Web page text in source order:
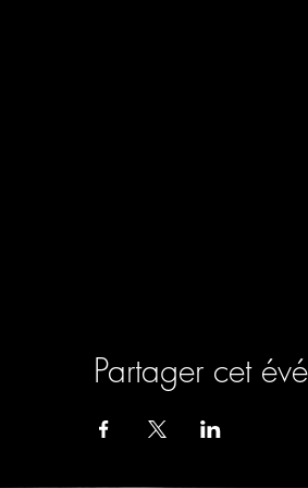
Partager cet